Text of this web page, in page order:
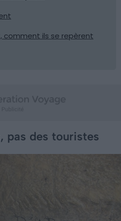
comment ils se repèrent
pas des touristes